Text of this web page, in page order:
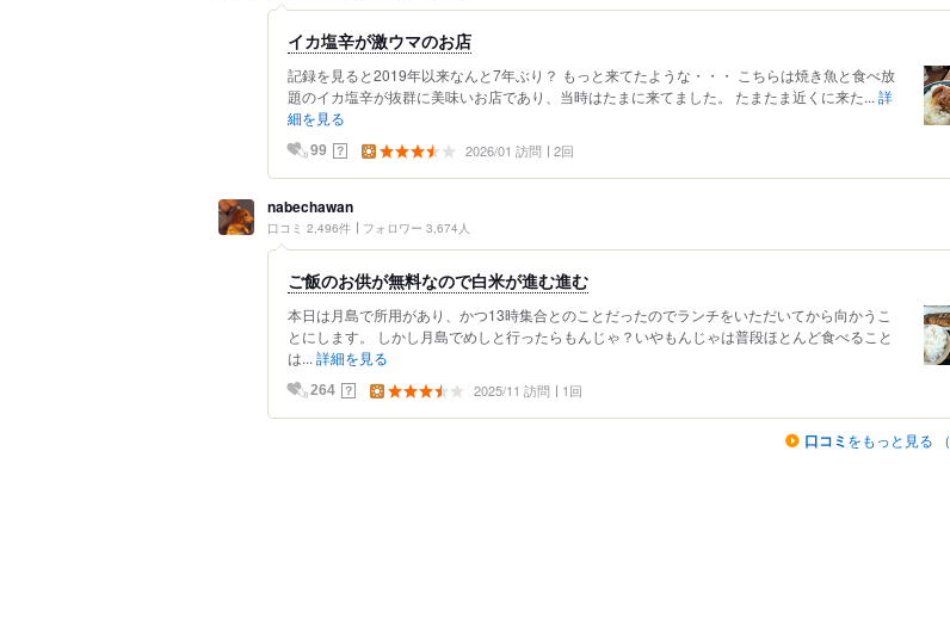
イカ塩辛が激ウマのお店
記録を見ると2019年以来なんと7年ぶり？ もっと来てたような・・・ こちらは焼き魚と食べ放
題のイカ塩辛が抜群に美味いお店であり、当時はたまに来てました。 たまたま近くに来た... 詳
細を見る
99 ？ 2026/01 訪問 2回
nabechawan
口コミ 2,496件 フォロワー 3,674人
ご飯のお供が無料なので白米が進む進む
本日は月島で所用があり、かつ13時集合とのことだったのでランチをいただいてから向かうこ
とにします。 しかし月島でめしと行ったらもんじゃ？いやもんじゃは普段ほとんど食べること
は... 詳細を見る
264 ？ 2025/11 訪問 1回
口コミ をもっと見る （